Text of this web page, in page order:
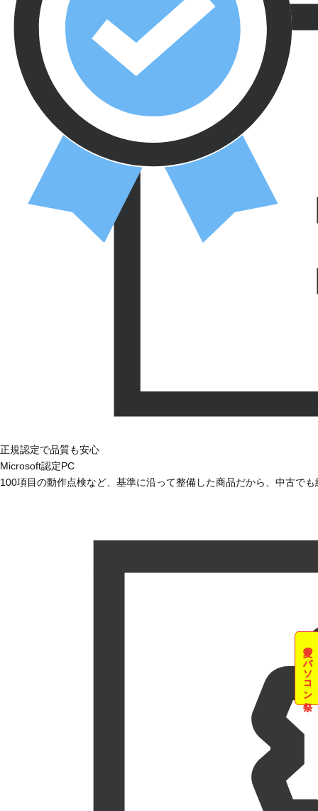
夏のパソコン祭
正規認定で品質も安心
Microsoft認定PC
100項目の動作点検など、基準に沿って整備した商品だから、中古で